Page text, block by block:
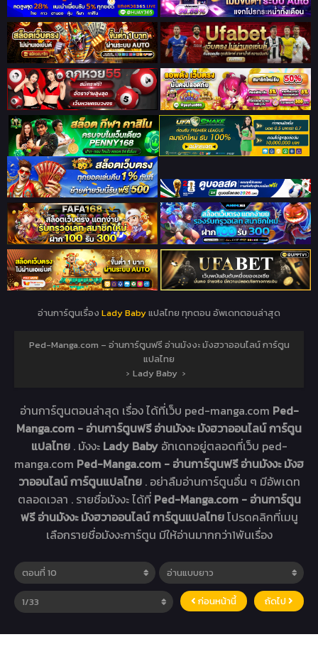
อ่านการ์ตูนเรื่อง Lady Babyแปลไทย ทุกตอน อัพเดทตอนล่าสุด
Ped-Manga.com – อ่านการ์ตูนฟรี อ่านมังงะ มังฮวาออนไลน์ การ์ตูน
แปลไทย
› Lady Baby ›
อ่านการ์ตูนตอนล่าสุด เรื่องได้ที่เว็บ ped-manga.com Ped-
Manga.com - อ่านการ์ตูนฟรี อ่านมังงะ มังฮวาออนไลน์ การ์ตูน
แปลไทย . มังงะ Lady Baby อัทเดทอยู่ตลอดที่เว็บ ped-
manga.com Ped-Manga.com - อ่านการ์ตูนฟรี อ่านมังงะ มังฮ
วาออนไลน์ การ์ตูนแปลไทย . อย่าลืมอ่านการ์ตูนอื่น ๆ มีอัพเดท
ตลอดเวลา . รายชื่อมังงะ ได้ที่ Ped-Manga.com - อ่านการ์ตูน
ฟรี อ่านมังงะ มังฮวาออนไลน์ การ์ตูนแปลไทยโปรดคลิกที่เมนู
เลือกรายชื่อมังงะการ์ตูน มีให้อ่านมากกว่า1พันเรื่อง
ก่อนหน้านี้ ถัดไป